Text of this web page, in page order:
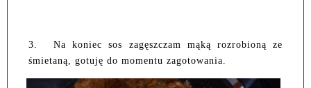
3.
Na koniec sos zagęszczam mąką rozrobioną ze
śmietaną, gotuję do momentu zagotowania.